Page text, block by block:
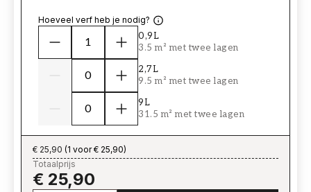
Hoeveel verf heb je nodig?
0,9L
3.5 m² met twee lagen
2,7L
9.5 m² met twee lagen
9L
31.5 m² met twee lagen
€ 25,90 (1 voor € 25,90)
Totaalprijs
€ 25,90